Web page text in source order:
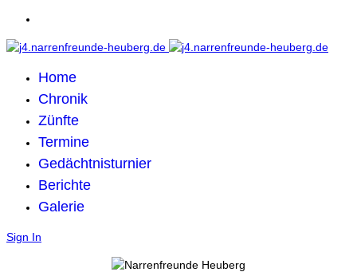
Home
Chronik
Zünfte
Termine
Gedächtnisturnier
Berichte
Galerie
Sign In